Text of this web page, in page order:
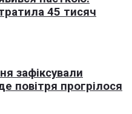
45 тисяч
зафіксували
повітря прогрілося